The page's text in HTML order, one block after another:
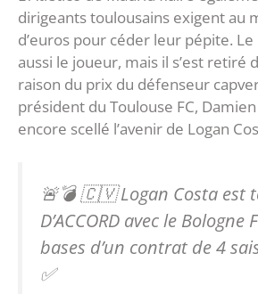
dirigeants toulousains exigent au
d’euros pour céder leur pépite. Le
aussi le joueur, mais il s’est retiré
raison du prix du défenseur
président du Toulouse FC, Damien
encore scellé l’avenir de Logan
🚨💣 🇨🇻 Logan Costa est
D’ACCORD avec le Bologne
bases d’un contrat de 4
✅